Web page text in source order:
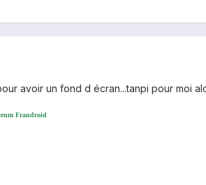
avoir un fond d écran...tanpi pour moi
Frandroid